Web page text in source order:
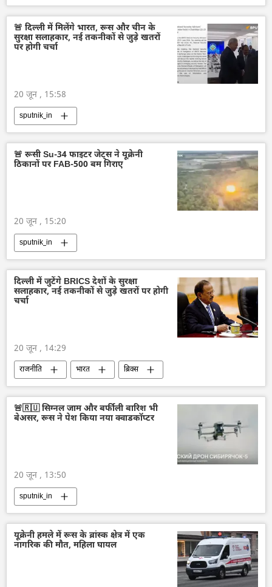
विशेष सैन्य अभियान राष्ट्रीय सुरक्षा
🚨 दिल्ली में मिलेंगे भारत, रूस और चीन के
सुरक्षा सलाहकार, नई तकनीकों से जुड़े खतरों
पर होगी चर्चा
20 जून , 15:58
sputnik_in
🚨 रूसी Su-34 फाइटर जेट्स ने यूक्रेनी
ठिकानों पर FAB-500 बम गिराए
20 जून , 15:20
sputnik_in
दिल्ली में जुटेंगे BRICS देशों के सुरक्षा
सलाहकार, नई तकनीकों से जुड़े खतरों पर होगी
चर्चा
20 जून , 14:29
राजनीति भारत
ब्रिक्स
राष्ट्रीय सुरक्षा
🚨🇷🇺 सिग्नल जाम और बर्फीली बारिश भी
बेअसर, रूस ने पेश किया नया क्वाडकॉप्टर
20 जून , 13:50
sputnik_in
यूक्रेनी हमले में रूस के ब्रांस्क क्षेत्र में एक
नागरिक की मौत, महिला घायल